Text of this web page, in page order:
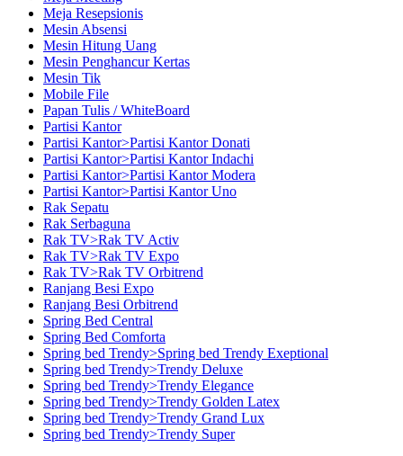
Meja Resepsionis
Mesin Absensi
Mesin Hitung Uang
Mesin Penghancur Kertas
Mesin Tik
Mobile File
Papan Tulis / WhiteBoard
Partisi Kantor
Partisi Kantor>Partisi Kantor Donati
Partisi Kantor>Partisi Kantor Indachi
Partisi Kantor>Partisi Kantor Modera
Partisi Kantor>Partisi Kantor Uno
Rak Sepatu
Rak Serbaguna
Rak TV>Rak TV Activ
Rak TV>Rak TV Expo
Rak TV>Rak TV Orbitrend
Ranjang Besi Expo
Ranjang Besi Orbitrend
Spring Bed Central
Spring Bed Comforta
Spring bed Trendy>Spring bed Trendy Exeptional
Spring bed Trendy>Trendy Deluxe
Spring bed Trendy>Trendy Elegance
Spring bed Trendy>Trendy Golden Latex
Spring bed Trendy>Trendy Grand Lux
Spring bed Trendy>Trendy Super